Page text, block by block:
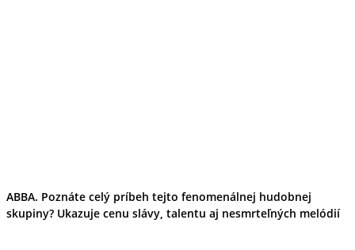
ABBA. Poznáte celý príbeh tejto fenomenálnej hudobnej
skupiny? Ukazuje cenu slávy, talentu aj nesmrteľných melódií